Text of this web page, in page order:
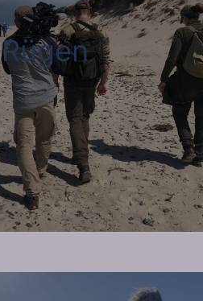
Rügen